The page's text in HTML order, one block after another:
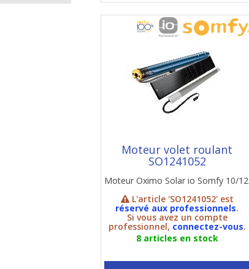
Moteur volet roulant
SO1241052
Moteur Oximo Solar io Somfy 10/12
L'article 'SO1241052' est
réservé aux professionnels.
Si vous avez un compte
professionnel, connectez-vous.
8 articles en stock